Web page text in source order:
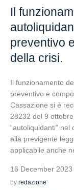
Il
preventivo
della crisi.
Il funzionamento
preventivo e
Cassazione si è
28232 del 9
“autoliquidanti”
alla previgente
applicabile anche
16 December 2023
by redazione